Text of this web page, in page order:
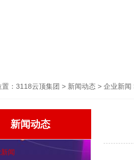
： 3118云顶集团 > 新闻动态 > 企业新闻
新闻动态
闻